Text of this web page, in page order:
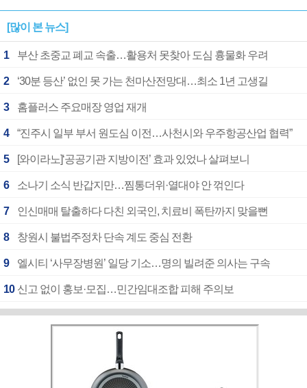
[많이 본 뉴스]
1 부산 초중교 폐교 속출…활용처 못찾아 도심 흉물화 우려
2 ‘30분 등산’ 없인 못 가는 천마산전망대…최소 1년 고생길
3 홈플러스 주요매장 영업 재개
4 “진주시 일부 부서 원도심 이전…사천시와 우주항공산업 협력”
5 [와이라노]‘공공기관 지방이전’ 효과 있었나 살펴보니
6 소나기 소식 반갑지만…찜통더위·열대야 안 꺾인다
7 인신매매 탈출하다 다친 외국인, 치료비 폭탄까지 맞을뻔
8 창원시 불법주정차 단속 계도 중심 전환
9 엘시티 ‘사무장병원’ 일당 기소…명의 빌려준 의사는 구속
10 신고 없이 홍보·모집…민간임대조합 피해 주의보